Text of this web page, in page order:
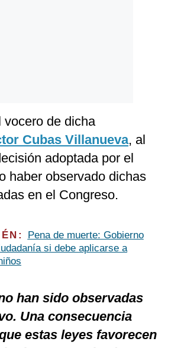
de dicha
Cubas Villanueva, al
adoptada por el
haber observado dichas
en el Congreso.
Pena de muerte: Gobierno
si debe aplicarse a
han sido observadas
Una consecuencia
estas leyes favorecen